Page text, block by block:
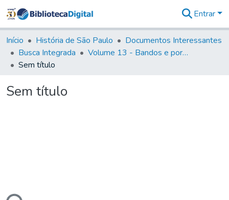
&
Coleções
Tudo na
Entrar
Início História de São Paulo
Documentos Interessantes
Busca Integrada
Volume 13 - Bandos e portarias de Rodrigo Cesar de Menezes
Sem título
Sem título